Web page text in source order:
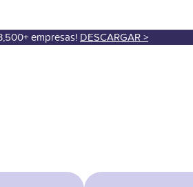
empresas! DESCARGAR >